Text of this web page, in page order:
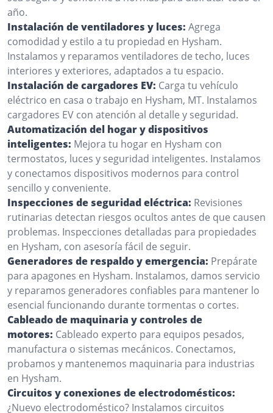
año.
Instalación de ventiladores y luces: Agrega
comodidad y estilo a tu propiedad en Hysham.
Instalamos y reparamos ventiladores de techo, luces
interiores y exteriores, adaptados a tu espacio.
Instalación de cargadores EV: Carga tu vehículo
eléctrico en casa o trabajo en Hysham, MT. Instalamos
cargadores EV con atención al detalle y seguridad.
Automatización del hogar y dispositivos
inteligentes: Mejora tu hogar en Hysham con
termostatos, luces y seguridad inteligentes. Instalamos
y conectamos dispositivos modernos para control
sencillo y conveniente.
Inspecciones de seguridad eléctrica: Revisiones
rutinarias detectan riesgos ocultos antes de que causen
problemas. Inspecciones detalladas para propiedades
en Hysham, con asesoría fácil de seguir.
Generadores de respaldo y emergencia: Prepárate
para apagones en Hysham. Instalamos, damos servicio
y reparamos generadores confiables para mantener lo
esencial funcionando durante tormentas o cortes.
Cableado de maquinaria y controles de
motores: Cableado experto para equipos pesados,
manufactura o sistemas mecánicos. Conectamos,
probamos y mantenemos maquinaria para industrias
en Hysham.
Circuitos y conexiones de electrodomésticos:
¿Nuevo electrodoméstico? Instalamos circuitos